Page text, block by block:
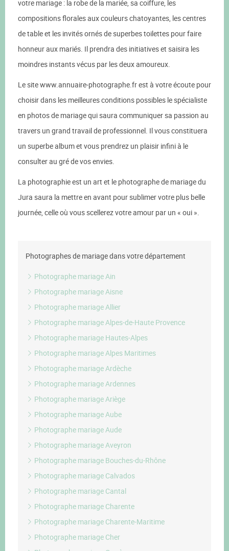
votre mariage : la robe de la mariée, sa coiffure, les
compositions florales aux couleurs chatoyantes, les centres
de table et les invités ornés de superbes toilettes pour faire
honneur aux mariés. Il prendra des initiatives et saisira les
moindres instants vécus par les deux amoureux.
Le site www.annuaire-photographe.fr est à votre écoute pour
choisir dans les meilleures conditions possibles le spécialiste
en photos de mariage qui saura communiquer sa passion au
travers un grand travail de professionnel. Il vous constituera
un superbe album et vous prendrez un plaisir infini à le
consulter au gré de vos envies.
La photographie est un art et le photographe de mariage du
Jura saura la mettre en avant pour sublimer votre plus belle
journée, celle où vous scellerez votre amour par un « oui ».
Photographes de mariage dans votre département
Photographe mariage Ain
Photographe mariage Aisne
Photographe mariage Allier
Photographe mariage Alpes-de-Haute Provence
Photographe mariage Hautes-Alpes
Photographe mariage Alpes Maritimes
Photographe mariage Ardèche
Photographe mariage Ardennes
Photographe mariage Ariège
Photographe mariage Aube
Photographe mariage Aude
Photographe mariage Aveyron
Photographe mariage Bouches-du-Rhône
Photographe mariage Calvados
Photographe mariage Cantal
Photographe mariage Charente
Photographe mariage Charente-Maritime
Photographe mariage Cher